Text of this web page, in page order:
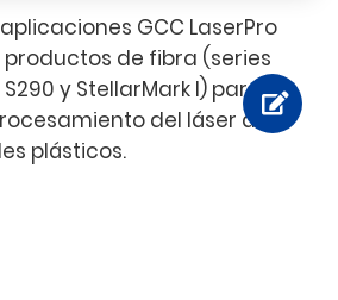
GCC LaserPro
de fibra (series
S290 y StellarMark I) para
del láser de
plásticos.